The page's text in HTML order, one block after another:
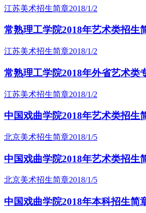
江苏美术招生简章2018/1/2
常熟理工学院2018年艺术类招生
江苏美术招生简章2018/1/2
常熟理工学院2018年外省艺术类
江苏美术招生简章2018/1/2
中国戏曲学院2018年艺术类招生
北京美术招生简章2018/1/5
中国戏曲学院2018年艺术类招生
北京美术招生简章2018/1/5
中国戏曲学院2018年本科招生简